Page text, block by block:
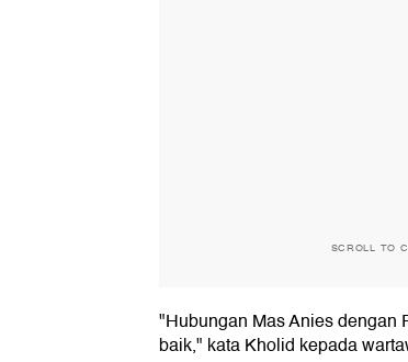
SCROLL TO
"Hubungan Mas Anies dengan
baik," kata Kholid kepada